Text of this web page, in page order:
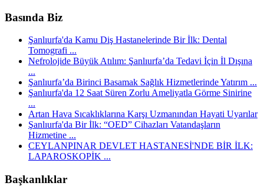
Basında Biz
Şanlıurfa'da Kamu Diş Hastanelerinde Bir İlk: Dental
Tomografi ...
Nefrolojide Büyük Atılım: Şanlıurfa’da Tedavi İçin İl Dışına
...
Şanlıurfa’da Birinci Basamak Sağlık Hizmetlerinde Yatırım ...
Şanlıurfa'da 12 Saat Süren Zorlu Ameliyatla Görme Sinirine
...
Artan Hava Sıcaklıklarına Karşı Uzmanından Hayati Uyarılar
Şanlıurfa'da Bir İlk: “OED” Cihazları Vatandaşların
Hizmetine ...
CEYLANPINAR DEVLET HASTANESİ'NDE BİR İLK:
LAPAROSKOPİK ...
Başkanlıklar